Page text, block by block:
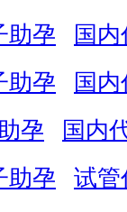
助孕
国
助孕
国
孕
国内
助孕
试管